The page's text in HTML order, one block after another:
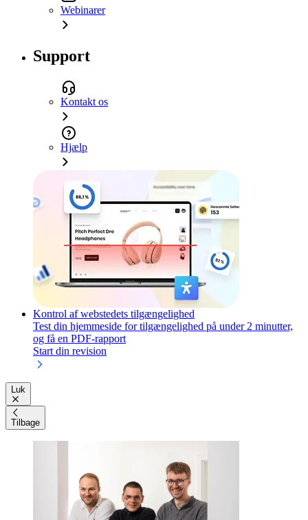
Webinarer
Support
Kontakt os
Hjælp
Kontrol af webstedets tilgængelighed
Test din hjemmeside for tilgængelighed på under 2 minutter,
og få en PDF-rapport
Start din revision
Luk
Tilbage